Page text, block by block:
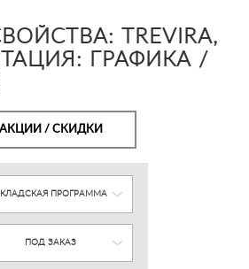
TREVIRA,
ГРАФИКА /
АКЦИИ / СКИДКИ
ПРОГРАММА
ПОД ЗАКАЗ